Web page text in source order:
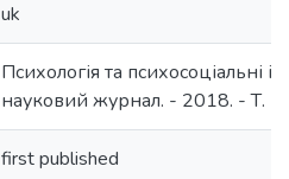
uk
Психологія та психосоціальні
науковий журнал. - 2018. - Т. 1
first published